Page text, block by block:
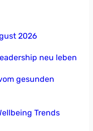
2026
neu leben
gesunden
Trends